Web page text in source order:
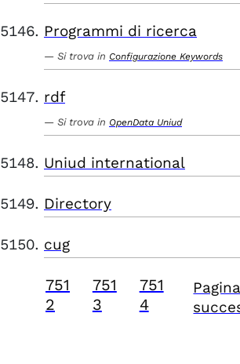
Programmi di ricerca
Si trova in Configurazione Keywords
rdf
Si trova in OpenData Uniud
Uniud international
Directory
cug
751
2
751
3
751
4
Pagina